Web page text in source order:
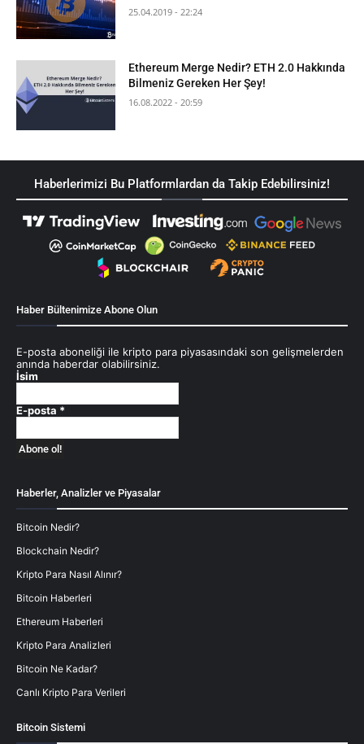
25.04.2019 - 22:24
Ethereum Merge Nedir? ETH 2.0 Hakkında
Bilmeniz Gereken Her Şey!
16.08.2022 - 20:59
Haberlerimizi Bu Platformlardan da Takip Edebilirsiniz!
Haber Bültenimize Abone Olun
E-posta aboneliği ile kripto para piyasasındaki son gelişmelerden
anında haberdar olabilirsiniz.
İsim
E-posta *
Haberler, Analizler ve Piyasalar
Bitcoin Nedir?
Blockchain Nedir?
Kripto Para Nasıl Alınır?
Bitcoin Haberleri
Ethereum Haberleri
Kripto Para Analizleri
Bitcoin Ne Kadar?
Canlı Kripto Para Verileri
Bitcoin Sistemi